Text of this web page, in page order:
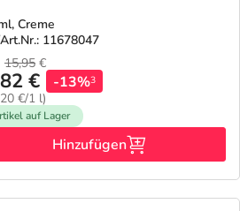
Creme
11678047
15,95 €
€
€/1 l)
-13%3
auf Lager
Hinzufügen